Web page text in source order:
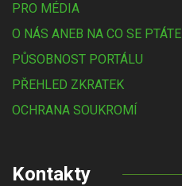
PRO MÉDIA
O NÁS ANEB NA CO SE PTÁTE
PŮSOBNOST PORTÁLU
PŘEHLED ZKRATEK
OCHRANA SOUKROMÍ
Kontakty